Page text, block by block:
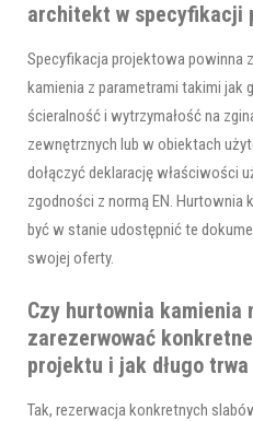
architekt w specyfikacji
Specyfikacja projektowa powinna
kamienia z parametrami takimi jak
ścieralność i wytrzymałość na
zewnętrznych lub w obiektach
dołączyć deklarację właściwości
zgodności z normą EN. Hurtownia
być w stanie udostępnić te
swojej oferty.
Czy hurtownia kamienia
zarezerwować
projektu i jak długo
Tak, rezerwacja konkretnych